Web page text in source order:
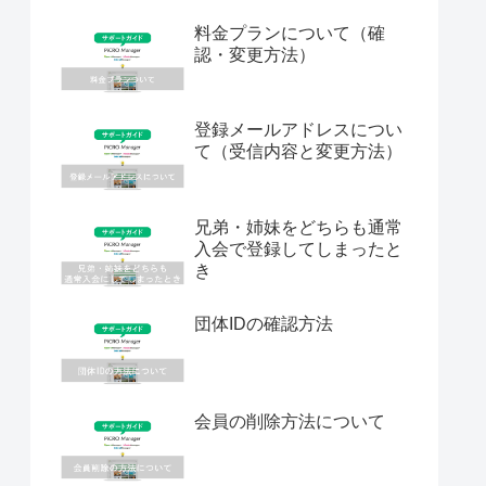
料金プランについて（確
認・変更方法）
登録メールアドレスについ
て（受信内容と変更方法）
兄弟・姉妹をどちらも通常
入会で登録してしまったと
き
団体IDの確認方法
会員の削除方法について